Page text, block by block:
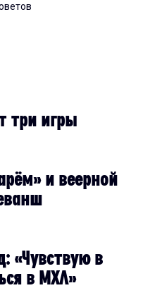
три игры
и веерной
«Чувствую в
в МХЛ»